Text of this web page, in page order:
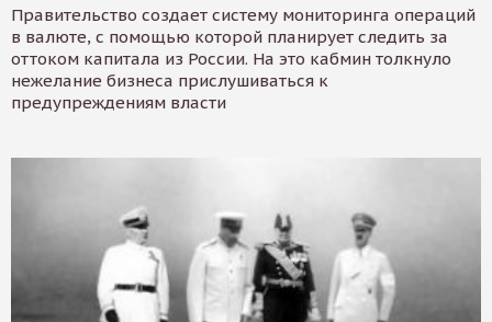
Правительство создает систему мониторинга операций
в валюте, с помощью которой планирует следить за
оттоком капитала из России. На это кабмин толкнуло
нежелание бизнеса прислушиваться к
предупреждениям власти